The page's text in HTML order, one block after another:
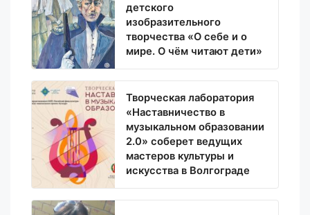
детского
изобразительного
творчества «О себе и о
мире. О чём читают дети»
Творческая лаборатория
«Наставничество в
музыкальном образовании
2.0» соберет ведущих
мастеров культуры и
искусства в Волгограде